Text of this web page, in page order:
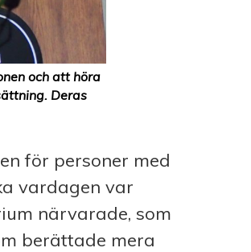
och att höra
Deras
för personer med
vardagen var
närvarade, som
berättade mera